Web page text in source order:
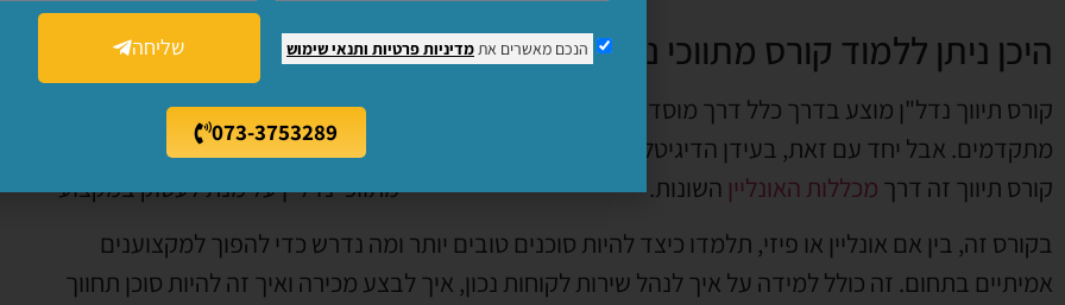
היכן ניתן ללמוד קורס מתווכי נדל"ן?
קורס תיווך נדל"ן מוצע בדרך כלל דרך מוסדות מוסמכים כגון מכללות, אוניברסיטאות ובתי ספר לתארים
מתקדמים. אבל יחד עם זאת, בעידן הדיגיטלי אתם יכולים ללמוד
קורס תיווך זה דרך מכללות האונליין השונות.
בקורס זה, בין אם אונליין או פיזי, תלמדו כיצד להיות סוכנים טובים יותר ומה נדרש כדי להפוך למקצוענים
אמיתיים בתחום. זה כולל למידה על איך לנהל שירות לקוחות נכון, איך לבצע מכירה ואיך זה להיות סוכן תחווך
הנכם מאשרים אתמדיניות פרטיות ותנאי שימוש שליחה
073-3753289